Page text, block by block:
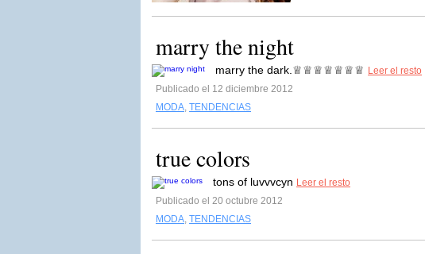
marry the night
marry the dark.♕♕♕♕♕♕♕ Leer el resto
Publicado el 12 diciembre 2012
MODA, TENDENCIAS
true colors
tons of luvvvcyn Leer el resto
Publicado el 20 octubre 2012
MODA, TENDENCIAS